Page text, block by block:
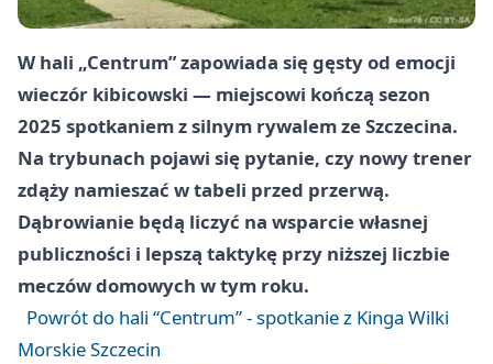
W hali „Centrum” zapowiada się gęsty od emocji
wieczór kibicowski — miejscowi kończą sezon
2025 spotkaniem z silnym rywalem ze Szczecina.
Na trybunach pojawi się pytanie, czy nowy trener
zdąży namieszać w tabeli przed przerwą.
Dąbrowianie będą liczyć na wsparcie własnej
publiczności i lepszą taktykę przy niższej liczbie
meczów domowych w tym roku.
Powrót do hali “Centrum” - spotkanie z Kinga Wilki
Morskie Szczecin